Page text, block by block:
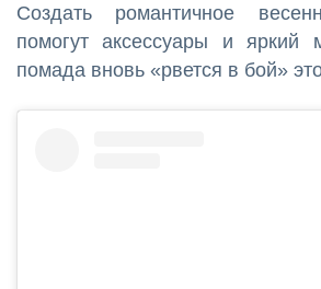
Создать романтичное
помогут аксессуары и яркий
помада вновь «рвется в бой»